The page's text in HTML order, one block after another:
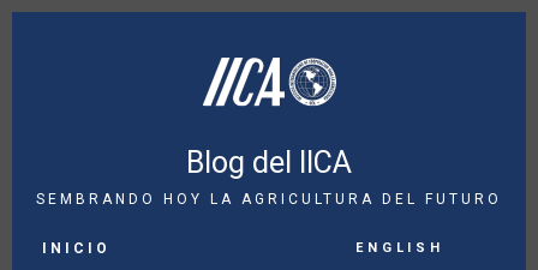
Pasar
Blog del IICA
SEMBRANDO HOY LA AGRICULTURA DEL FUTURO
NAVIGATION
INICIO English